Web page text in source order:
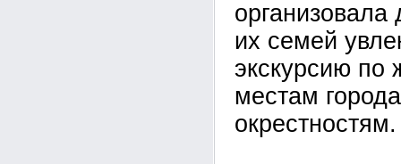
организовала
их семей
экскурсию по
местам
окрестностям.